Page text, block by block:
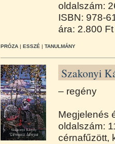
oldalszám:
ISBN: 978-
ára: 2.800 Ft
PRÓZA | ESSZÉ | TANULMÁNY
Szakonyi
– regény
Megjelenés
oldalszám:
cérnafűzött,